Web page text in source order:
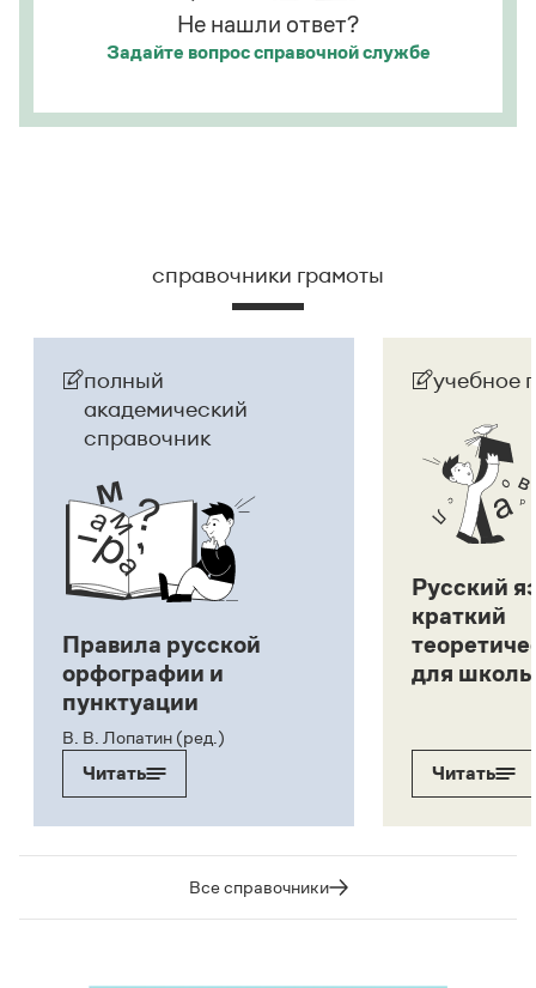
Не нашли ответ?
Задайте вопроссправочной службе
справочники грамоты
полный
академический
справочник
Правила русской
орфографии и
пунктуации
В. В. Лопатин (ред.)
Читать
учебное
Русский
краткий
для
Читать
Все справочники